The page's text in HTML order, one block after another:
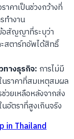
าคาเป็นช่วงกว้างที่
ทำงาน
อสัญญาที่ระบุว่า
สตาร์ทอัพได้สิทธิ์
ทางธุรกิจ: การไม่มี
ราคาที่สมเหตุสมผล
วยเหลือหลังจากส่ง
อัตราที่สูงเกินจริง
in Thailand